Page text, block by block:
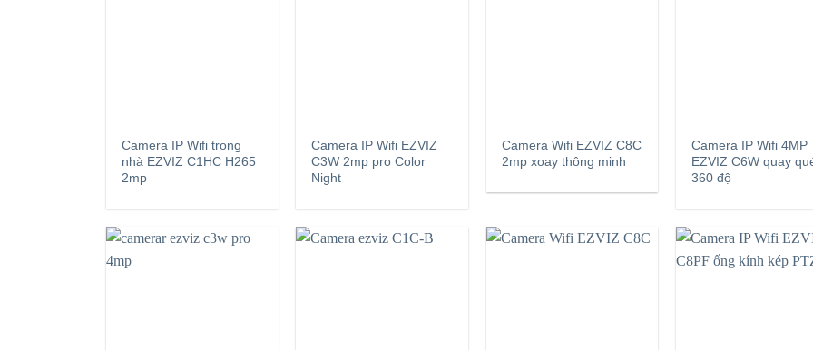
Camera IP Wifi trong
nhà EZVIZ C1HC H265
2mp
Camera IP Wifi EZVIZ
C3W 2mp pro Color
Night
Camera Wifi EZVIZ C8C
2mp xoay thông minh
Camera IP Wifi 4MP
EZVIZ C6W quay
360 độ